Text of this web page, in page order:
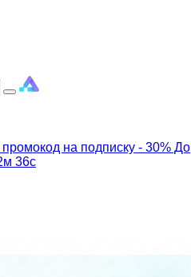
на подписку - 30% До
34с